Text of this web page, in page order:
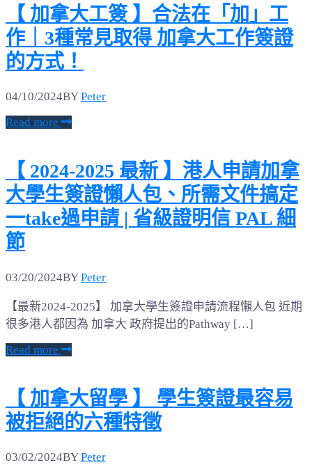
【 加拿大工簽 】合法在「加」工
作｜3種常見取得 加拿大工作簽證
的方式！
04/10/2024BYPeter
Read more
【 2024-2025 最新 】港人申請加拿
大學生簽證懶人包、所需文件搞定
一take過申請 | 省級證明信 PAL 細
節
03/20/2024BYPeter
【最新2024-2025】 加拿大學生簽證申請流程懶人包 近期
很多港人都因為 加拿大 政府提出的Pathway […]
Read more
【 加拿大留學 】 學生簽證最容易
被拒絕的六種特徵
03/02/2024BYPeter